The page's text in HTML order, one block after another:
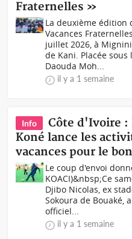
Fraternelles »
La deuxième édition
Vacances
juillet 2026, à
de Kani. Placée
Daouda Moh...
il y a 1 semaine
Info
Côte d'Ivoire :
Koné lance les
vacances pour le
Le coup d'envoi
KOACI)&nbsp;Ce
Djibo Nicolas, ex
Sokoura de Bouaké,
officiel...
il y a 1 semaine